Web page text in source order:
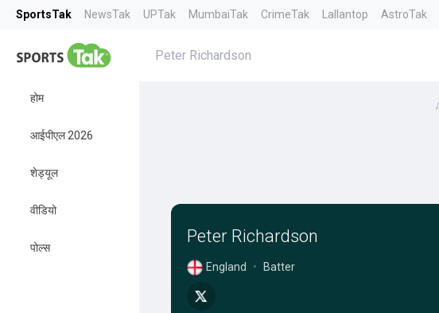
SportsTak NewsTak UPTak MumbaiTak CrimeTak Lallantop AstroTak
होम
आईपीएल 2026
शेड्यूल
वीडियो
पोल्स
Peter Richardson
Peter Richardson
England • Batter